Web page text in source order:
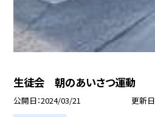
生徒会 朝のあいさつ運動
公開日 2024/03/21 更新日